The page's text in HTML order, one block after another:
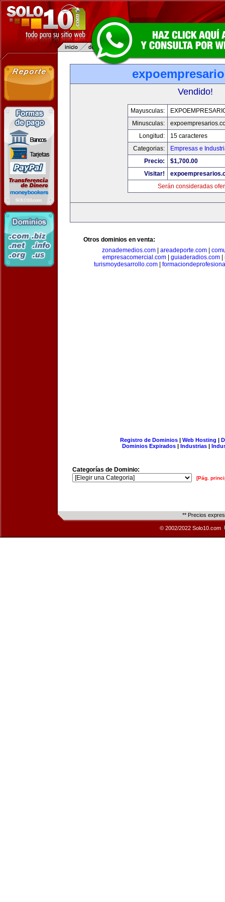
Vendido!
Mayusculas:
Minusculas:
Longitud:
15 caracteres
Categorias:
Empresas e
Precio:
$1,700.00
Visitar!
Serán consideradas
Otros dominios en venta:
zonademedios.com| areadeporte.com|
empresacomercial.com| guiaderadios.com|
turismoydesarrollo.com|
Registro de Dominios| Web Hosting |
Dominios Expirados | Industrias |
Categorías de Dominio:
[Pág.
** Precios
© 2002/2022 Solo10.com